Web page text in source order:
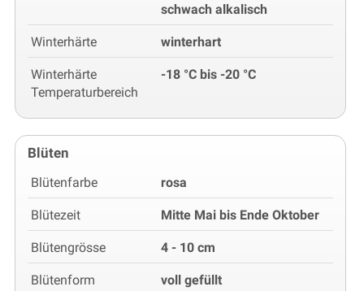
schwach alkalisch
Winterhärte winterhart
Winterhärte
Temperaturbereich
-18 °C bis -20 °C
Blüten
Blütenfarbe rosa
Blütezeit Mitte Mai bis Ende Oktober
Blütengrösse 4 - 10 cm
Blütenform voll gefüllt